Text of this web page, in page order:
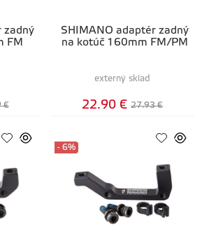
zadný
FM
€
SHIMANO adaptér zadný
na kotúč 160mm FM/PM
externý sklad
22.90 € 27.93 €
- 6%